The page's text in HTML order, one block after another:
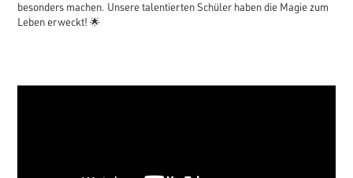
besonders machen. Unsere talentierten Schüler haben die Magie zum
Leben erweckt! 🌟